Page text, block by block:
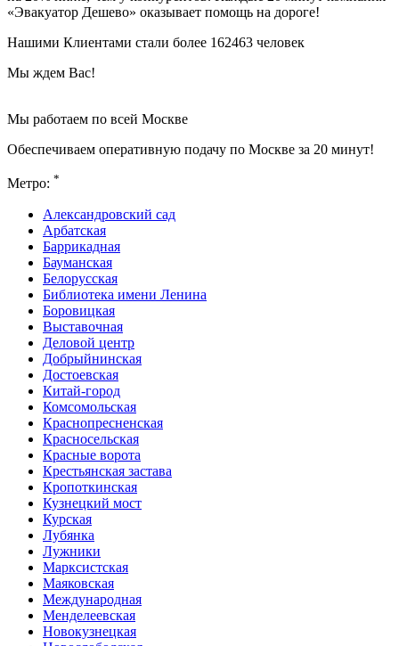
«Эвакуатор Дешево» оказывает помощь на дороге!
Нашими Клиентами стали более 162463 человек
Мы ждем Вас!
Мы работаем по всей Москве
Обеспечиваем оперативную подачу по Москве за 20 минут!
Метро: *
Александровский сад
Арбатская
Баррикадная
Бауманская
Белорусская
Библиотека имени Ленина
Боровицкая
Выставочная
Деловой центр
Добрыйнинская
Достоевская
Китай-город
Комсомольская
Краснопресненская
Красносельская
Красные ворота
Крестьянская застава
Кропоткинская
Кузнецкий мост
Курская
Лубянка
Лужники
Марксистская
Маяковская
Международная
Менделеевская
Новокузнецкая